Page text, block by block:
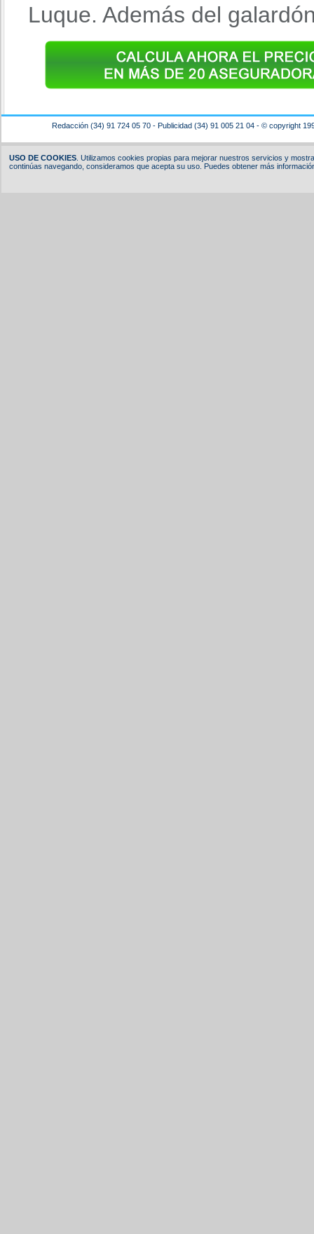
Luque. Además del
Redacción (34) 91 724 05 70 - Publicidad (34) 91 005 21 04 - © copyright
USO DE COOKIES. Utilizamos cookies propias para mejorar nuestros servicios y
continúas navegando, consideramos que acepta su uso. Puedes obtener más